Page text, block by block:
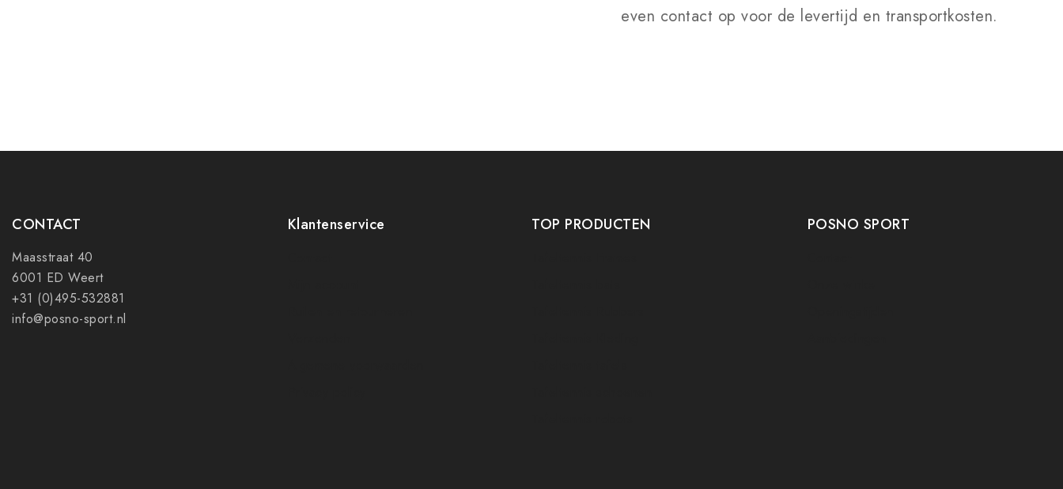
even contact op voor de levertijd en transportkosten.
CONTACT
Maasstraat 40
6001 ED Weert
+31 (0)495-532881
info@posno-sport.nl
Klantenservice TOP PRODUCTEN POSNO SPORT